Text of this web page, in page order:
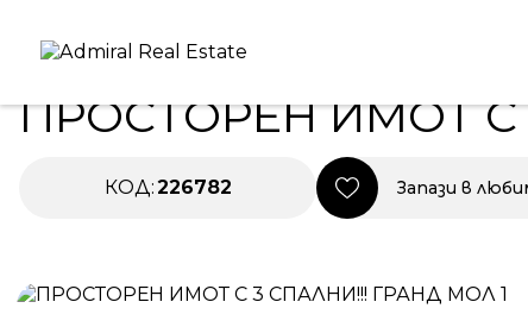
ПРОДАВА
ПРОСТОРЕН ИМОТ С
КОД:226782 Запази в